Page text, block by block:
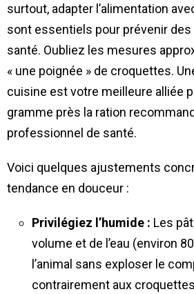
surtout, adapter l’alimentation
sont essentiels pour prévenir
santé. Oubliez les mesures
« une poignée » de croquettes.
cuisine est votre meilleure alliée
gramme près la ration
professionnel de santé.
Voici quelques ajustements
tendance en douceur :
Privilégiez l’humide : Les
volume et de l’eau (environ
l’animal sans exploser le
contrairement aux